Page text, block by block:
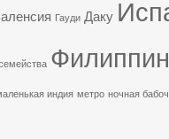
Гауди Даку
индия метро ночная